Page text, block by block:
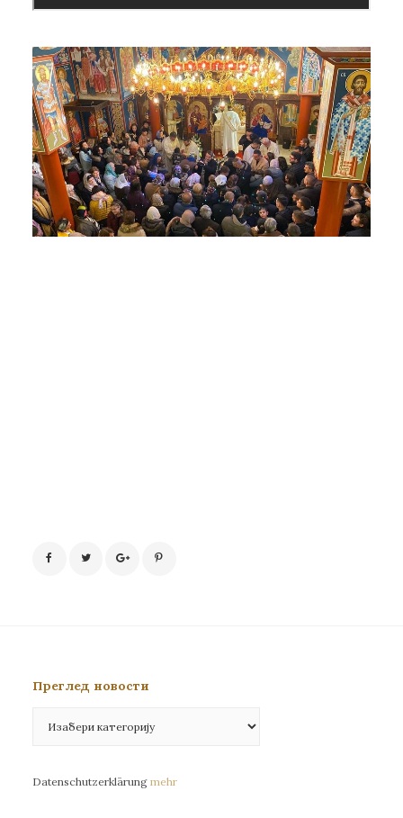
Преглед новости
новости
Datenschutzerklärung mehr